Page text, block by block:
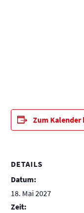
Zum Kalender
DETAILS
Datum:
18. Mai 2027
Zeit: